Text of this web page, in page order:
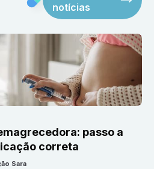
notícias
passo a
correta
Sara